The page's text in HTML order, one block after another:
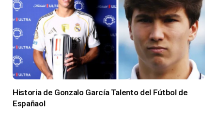
Historia de Gonzalo García Talento del Fútbol de
Españaol